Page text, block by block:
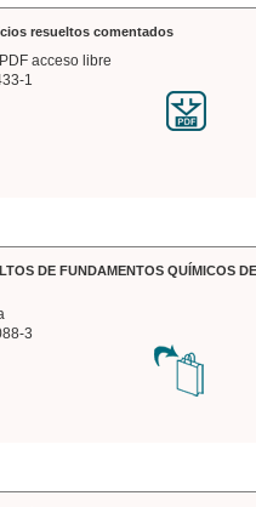
resueltos comentados
acceso libre
1
DE FUNDAMENTOS QUÍMICOS
3